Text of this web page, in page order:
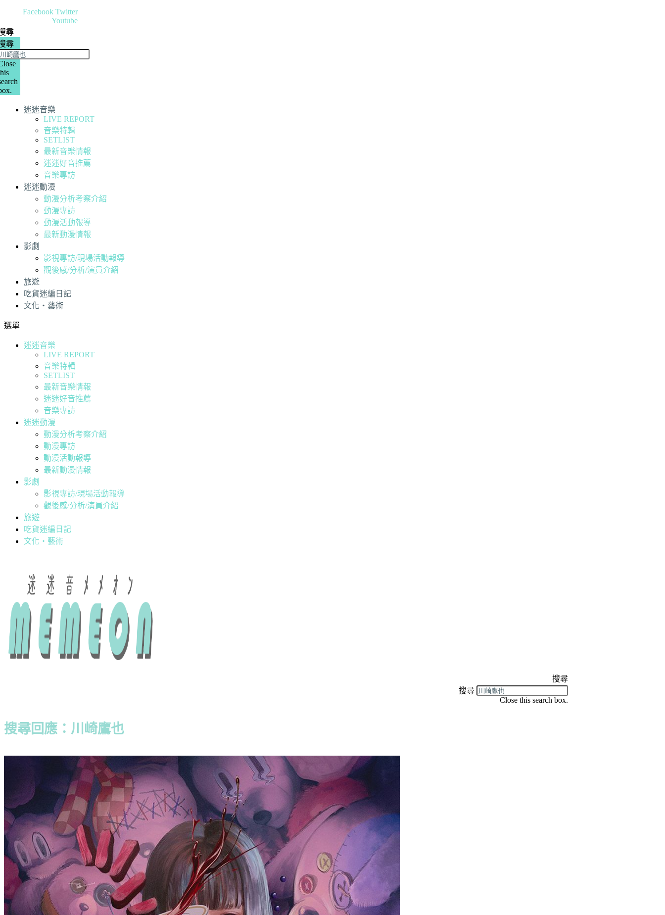
Facebook Twitter
Youtube
尋
尋
迷迷音樂
LIVE REPORT
音樂特輯
SETLIST
最新音樂情報
迷迷好音推薦
音樂專訪
迷迷動漫
動漫分析考察介紹
動漫專訪
動漫活動報導
最新動漫情報
影劇
影視專訪/現場活動報導
觀後感/分析/演員介紹
旅遊
吃貨迷編日記
文化・藝術
選單
迷迷音樂
LIVE REPORT
音樂特輯
SETLIST
最新音樂情報
迷迷好音推薦
音樂專訪
迷迷動漫
動漫分析考察介紹
動漫專訪
動漫活動報導
最新動漫情報
影劇
影視專訪/現場活動報導
觀後感/分析/演員介紹
旅遊
吃貨迷編日記
文化・藝術
搜尋
搜尋
Close this search box.
搜尋回應：川崎鷹也